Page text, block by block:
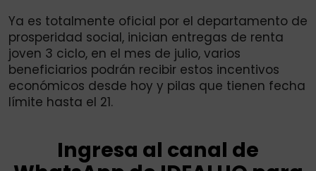
Ya es totalmente oficial por el departamento de
prosperidad social, inician entregas de renta
joven 3 ciclo, en el mes de julio, varios
beneficiarios podrán recibir estos incentivos
económicos desde hoy y pilas que tienen fecha
límite hasta el 21.
Ingresa al canal de